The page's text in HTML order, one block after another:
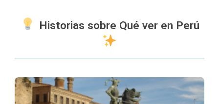
Historias sobre Qué ver en Perú